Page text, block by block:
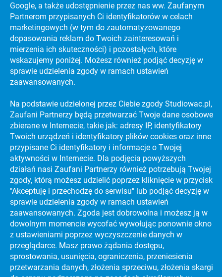
KATALOG UCZELNI WYŻSZYCH
PREVIEW SECTION
PORADNIKI
CIEKAWE KIERUNKI STUDIÓW
PORADNIKI
EFEKTYWNA NAUKA
PORADNIKI
NAJLEPSZE UCZELNIE WYŻSZE NA ŚWIECIE
PORADNIKI
STRES NA MATURZE
PORADNIKI
DARMOWY KURS MATURALNY!
Google, a także udostępnienie przez nas ww. Zaufanym
Partnerom przypisanych Ci identyfikatorów w celach
marketingowych (w tym do zautoma­tyzo­wanego
dopasowania reklam do Twoich zainteresowań i
mierzenia ich skuteczności) i pozostałych, które
wskazujemy poniżej. Możesz również podjąć decyzję w
sprawie udzielenia zgody w ramach ustawień
zaawansowanych.
Na podstawie udzielonej przez Ciebie zgody Studiowac.pl,
Zaufani Partnerzy będą przetwarzać Twoje dane osobowe
zbierane w Internecie, takie jak: adresy IP, identyfikatory
Twoich urządzeń i identyfikatory plików cookies oraz inne
przypisane Ci identyfikatory i informacje o Twojej
aktywności w Internecie. Dla podjęcia powyższych
działań nasi Zaufani Partnerzy również potrzebują Twojej
zgody, którą możesz udzielić poprzez kliknięcie w przycisk
"Akceptuję i przechodzę do serwisu" lub podjąć decyzję w
sprawie udzielenia zgody w ramach ustawień
zaawansowanych. Zgoda jest dobrowolna i możesz ją w
dowolnym momencie wycofać wywołując ponownie okno
z ustawieniami poprzez wyczyszczenie danych w
przeglądarce. Masz prawo żądania dostępu,
sprostowania, usunięcia, ograniczenia, przeniesienia
przetwarzania danych, złożenia sprzeciwu, złożenia skargi